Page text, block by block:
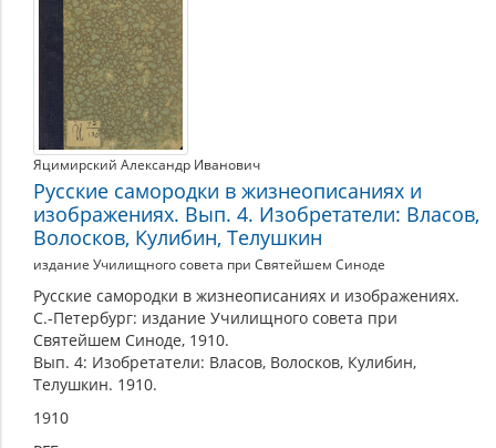
Яцимирский Александр Иванович
Русские самородки в жизнеописаниях и
изображениях. Вып. 4. Изобретатели: Власов,
Волосков, Кулибин, Телушкин
издание Училищного совета при Святейшем Синоде
Русские самородки в жизнеописаниях и изображениях.
С.-Петербург: издание Училищного совета при
Святейшем Синоде, 1910.
Вып. 4: Изобретатели: Власов, Волосков, Кулибин,
Телушкин. 1910.
1910